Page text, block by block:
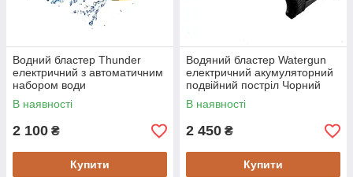
Водний бластер Thunder
електричний з автоматичним
набором води
акумуляторний
Помаранчевий
В наявності
2 100 ₴
Купити
Водяний бластер Watergun
електричний акумуляторний
подвійний постріл Чорний
В наявності
2 450 ₴
Купити